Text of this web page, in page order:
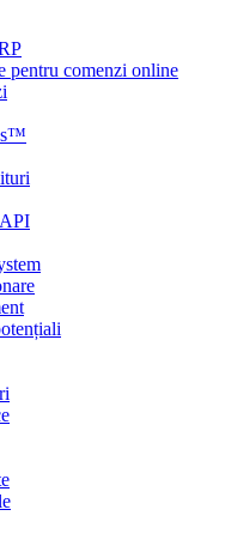
pentru comenzi online